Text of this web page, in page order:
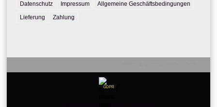
Datenschutz
Impressum
Allgemeine Geschäftsbedingungen
Lieferung
Zahlung
GDPR